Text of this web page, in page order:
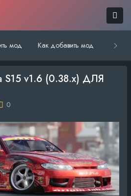
мод Как добавить мод
S15 v1.6 (0.38.x) ДЛЯ
0